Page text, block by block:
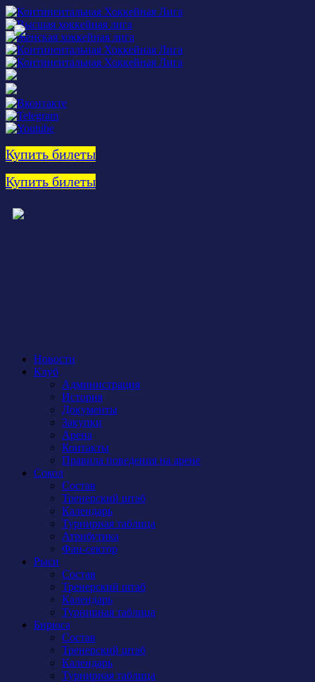
Купить билеты
Купить билеты
Новости
Клуб
Администрация
История
Документы
Закупки
Арена
Контакты
Правила поведения на арене
Сокол
Состав
Тренерский штаб
Календарь
Турнирная таблица
Атрибутика
Фан-сектор
Рыси
Состав
Тренерский штаб
Календарь
Турнирная таблица
Бирюса
Состав
Тренерский штаб
Календарь
Турнирная таблица